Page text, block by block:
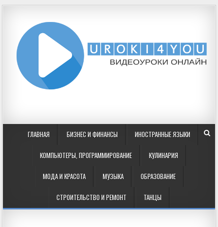
ГЛАВНАЯ БИЗНЕС И ФИНАНСЫ ИНОСТРАННЫЕ ЯЗЫКИ
КОМПЬЮТЕРЫ, ПРОГРАММИРОВАНИЕ КУЛИНАРИЯ
МОДА И КРАСОТА МУЗЫКА ОБРАЗОВАНИЕ
СТРОИТЕЛЬСТВО И РЕМОНТ ТАНЦЫ